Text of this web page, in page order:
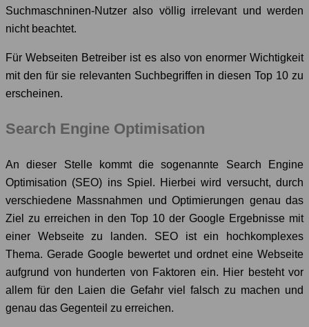
Suchmaschninen-Nutzer also völlig irrelevant und werden
nicht beachtet.
Für Webseiten Betreiber ist es also von enormer Wichtigkeit
mit den für sie relevanten Suchbegriffen in diesen Top 10 zu
erscheinen.
Search Engine Optimisation
An dieser Stelle kommt die sogenannte Search Engine
Optimisation (SEO) ins Spiel. Hierbei wird versucht, durch
verschiedene Massnahmen und Optimierungen genau das
Ziel zu erreichen in den Top 10 der Google Ergebnisse mit
einer Webseite zu landen. SEO ist ein hochkomplexes
Thema. Gerade Google bewertet und ordnet eine Webseite
aufgrund von hunderten von Faktoren ein. Hier besteht vor
allem für den Laien die Gefahr viel falsch zu machen und
genau das Gegenteil zu erreichen.